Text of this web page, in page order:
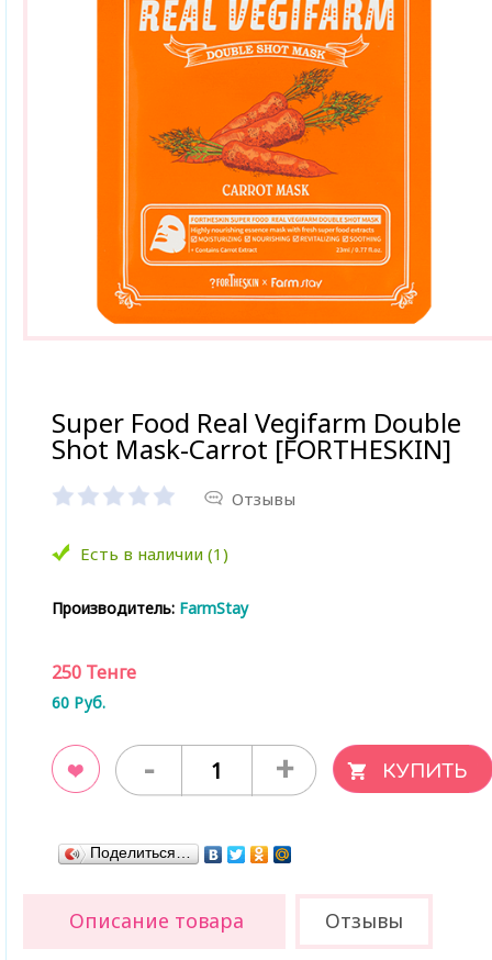
Super Food Real Vegifarm Double
Shot Mask-Carrot [FORTHESKIN]
Отзывы
Есть в наличии (1)
Производитель: FarmStay
250 Тенге
60 Руб.
- +
Поделиться…
Описание товара Отзывы